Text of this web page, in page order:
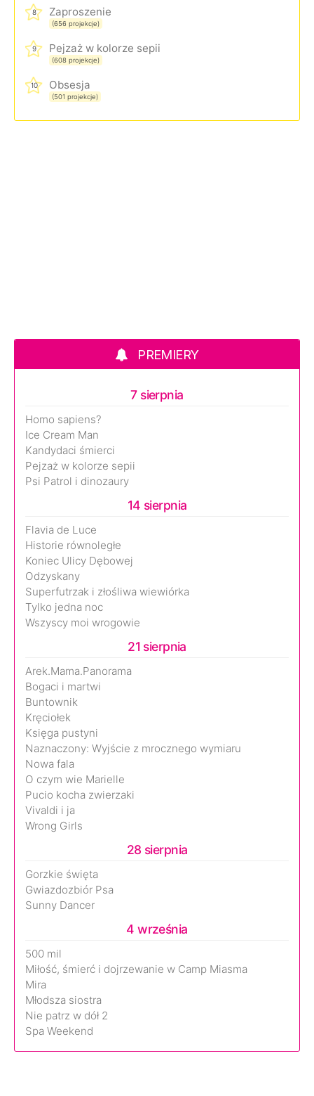
8 Zaproszenie
(656 projekcje)
9 Pejzaż w kolorze sepii
(608 projekcje)
10 Obsesja
(501 projekcje)
PREMIERY
7 sierpnia
Homo sapiens?
Ice Cream Man
Kandydaci śmierci
Pejzaż w kolorze sepii
Psi Patrol i dinozaury
14 sierpnia
Flavia de Luce
Historie równoległe
Koniec Ulicy Dębowej
Odzyskany
Superfutrzak i złośliwa wiewiórka
Tylko jedna noc
Wszyscy moi wrogowie
21 sierpnia
Arek.Mama.Panorama
Bogaci i martwi
Buntownik
Kręciołek
Księga pustyni
Naznaczony: Wyjście z mrocznego wymiaru
Nowa fala
O czym wie Marielle
Pucio kocha zwierzaki
Vivaldi i ja
Wrong Girls
28 sierpnia
Gorzkie święta
Gwiazdozbiór Psa
Sunny Dancer
4 września
500 mil
Miłość, śmierć i dojrzewanie w Camp Miasma
Mira
Młodsza siostra
Nie patrz w dół 2
Spa Weekend